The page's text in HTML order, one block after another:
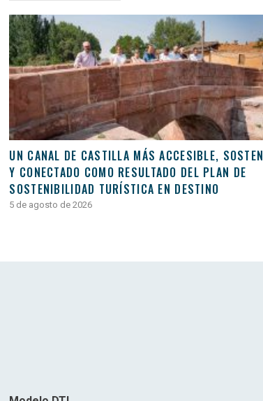
UN CANAL DE CASTILLA MÁS ACCESIBLE,
Y CONECTADO COMO RESULTADO DEL PLAN DE
SOSTENIBILIDAD TURÍSTICA EN DESTINO
5 de agosto de 2026